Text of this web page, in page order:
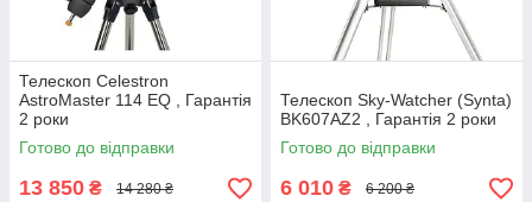
Телескоп Celestron
AstroMaster 114 EQ , Гарантія
2 роки
Готово до відправки
13 850 ₴ 14 280 ₴
Телескоп Sky-Watcher (Synta)
BK607AZ2 , Гарантія 2 роки
Готово до відправки
6 010 ₴ 6 200 ₴